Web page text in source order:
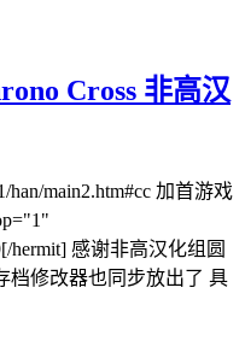
Cross 非高汉
han/main2.htm#cc 加首游戏
hermit] 感谢非高汉化组圆
档修改器也同步放出了 具